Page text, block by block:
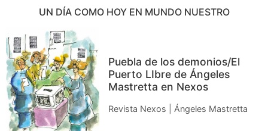
UN DÍA COMO HOY EN MUNDO NUESTRO
Puebla de los demonios/El
Puerto LIbre de Ángeles
Mastretta en Nexos
Revista Nexos | Ángeles Mastretta